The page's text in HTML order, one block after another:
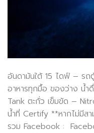
อันดามันใต้ 15 ไดฟ์ – รถ
อาหารทุกมื้อ ของว่าง น้
Tank ตะกั่ว เข็มขัด –
น้ำที่ Certify **หากไม่มีสา
รวม Facebook :